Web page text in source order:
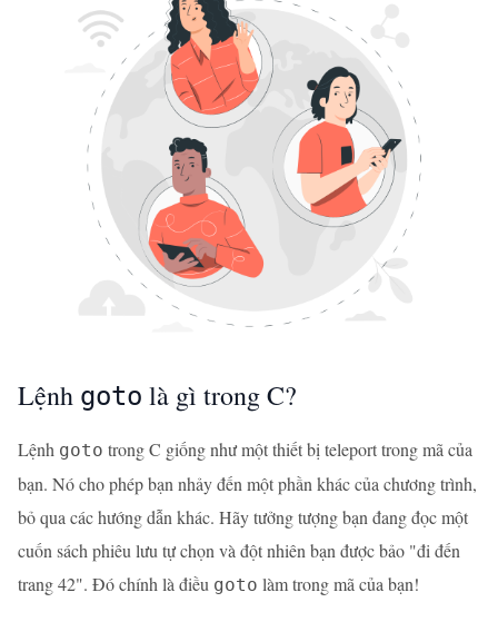
Lệnh goto là gì trong C?
Lệnh goto trong C giống như một thiết bị teleport trong mã của
bạn. Nó cho phép bạn nhảy đến một phần khác của chương trình,
bỏ qua các hướng dẫn khác. Hãy tưởng tượng bạn đang đọc một
cuốn sách phiêu lưu tự chọn và đột nhiên bạn được bảo "đi đến
trang 42". Đó chính là điều goto làm trong mã của bạn!